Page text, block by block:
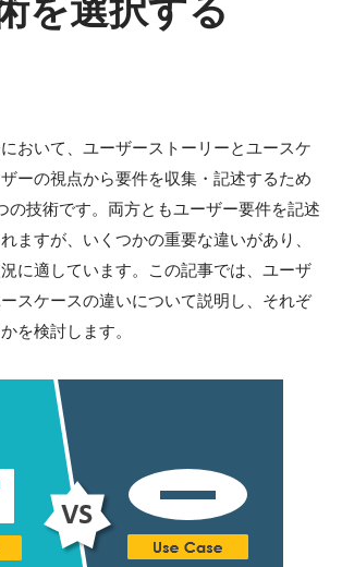
を選択する
おいて、ユーザーストーリーとユースケ
ーの視点から要件を収集・記述するため
の技術です。両方ともユーザー要件を記述
ますが、いくつかの重要な違いがあり、
に適しています。この記事では、ユーザ
スケースの違いについて説明し、それぞ
を検討します。